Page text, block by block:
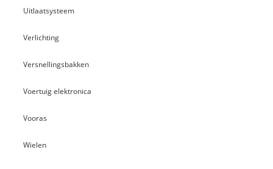
Uitlaatsysteem
Verlichting
Versnellingsbakken
Voertuig elektronica
Vooras
Wielen